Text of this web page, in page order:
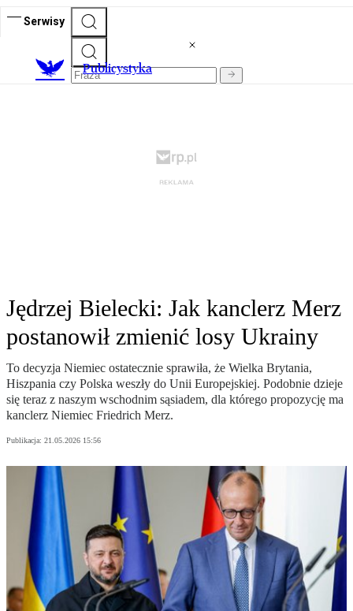
Serwisy
Publicystyka
Jędrzej Bielecki: Jak kanclerz Merz
postanowił zmienić losy Ukrainy
To decyzja Niemiec ostatecznie sprawiła, że Wielka Brytania,
Hiszpania czy Polska weszły do Unii Europejskiej. Podobnie dzieje
się teraz z naszym wschodnim sąsiadem, dla którego propozycję ma
kanclerz Niemiec Friedrich Merz.
Publikacja: 21.05.2026 15:56